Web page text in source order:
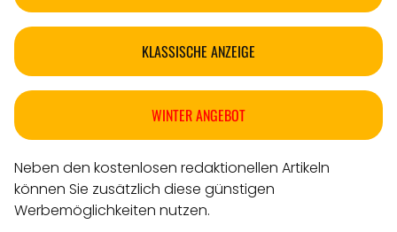
KLASSISCHE ANZEIGE
WINTER ANGEBOT
Neben den kostenlosen redaktionellen Artikeln
können Sie zusätzlich diese günstigen
Werbemöglichkeiten nutzen.